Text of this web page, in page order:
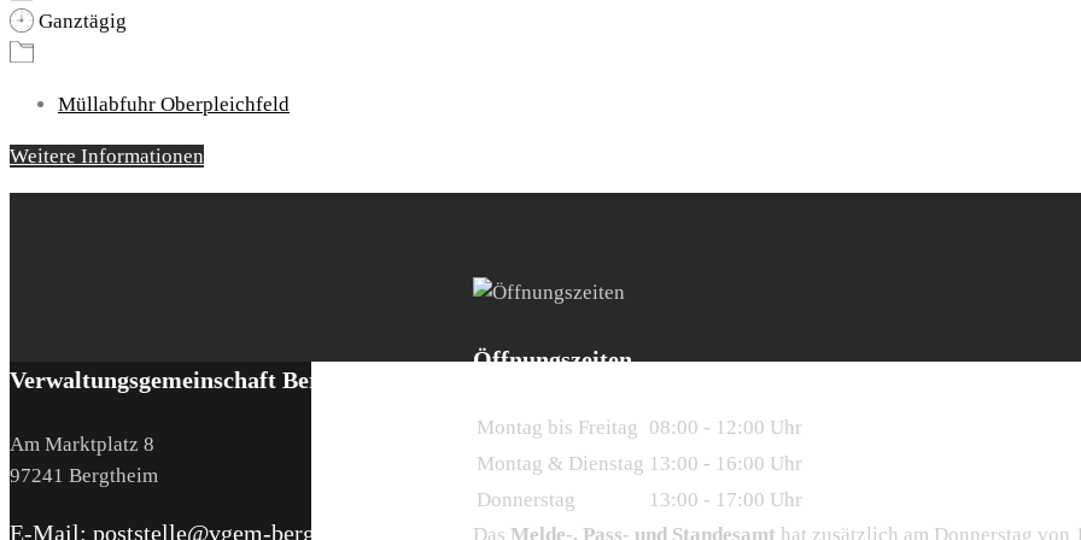
Ganztägig
Müllabfuhr Oberpleichfeld
Weitere Informationen
Verwaltungsgemeinschaft Bergtheim
Am Marktplatz 8
97241 Bergtheim
E-Mail: poststelle@vgem-bergtheim.bayern.de
Öffnungszeiten
Montag bis Freitag
08:00 - 12:00 Uhr
Montag & Dienstag 13:00 - 16:00 Uhr
Donnerstag
13:00 - 17:00 Uhr
Das Melde-, Pass- und Standesamt hat zusätzlich am Donnerstag von